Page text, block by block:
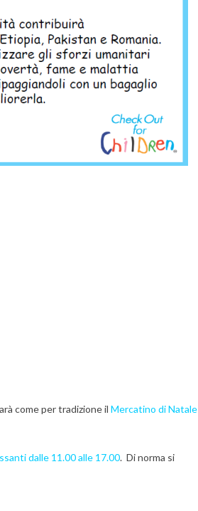
come per tradizione il Mercatino di Natale
dalle 11.00 alle 17.00. Di norma si